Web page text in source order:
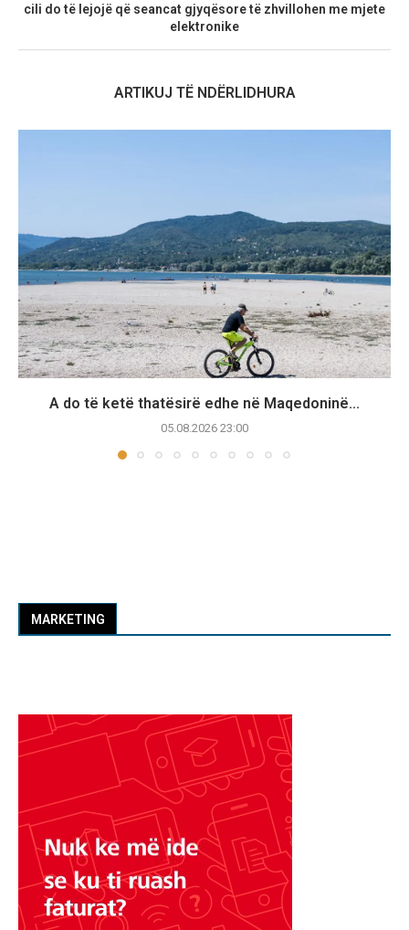
cili do të lejojë që seancat gjyqësore të zhvillohen me mjete
elektronike
ARTIKUJ TË NDËRLIDHURA
A do të ketë thatësirë edhe në Maqedoninë...
05.08.2026 23:00
MARKETING